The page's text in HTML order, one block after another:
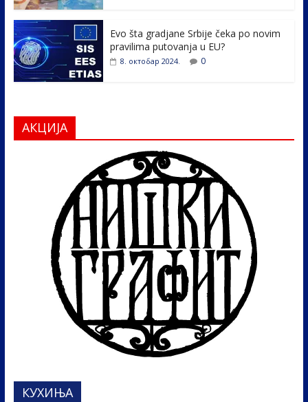
Evo šta gradjane Srbije čeka po novim
pravilima putovanja u EU?
8. октобар 2024. 0
АКЦИЈА
КУХИЊА